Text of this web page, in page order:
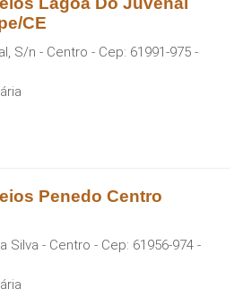
CE
S/n - Centro - Cep: 61991-975 -
Penedo Centro
Silva - Centro - Cep: 61956-974 -